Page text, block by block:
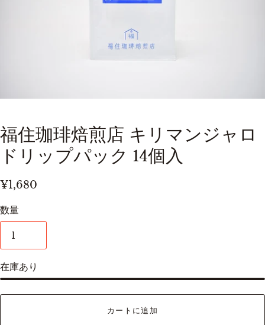
福住珈琲焙煎店 キリマンジャロ
ドリップパック 14個入
¥1,680
数量
在庫あり
カートに追加